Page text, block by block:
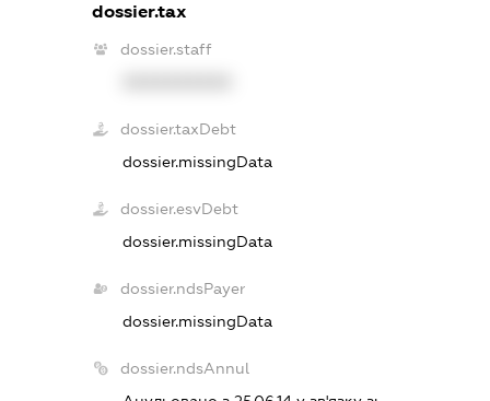
dossier.tax
dossier.staff
dossier.taxDebt
dossier.missingData
dossier.esvDebt
dossier.missingData
dossier.ndsPayer
dossier.missingData
dossier.ndsAnnul